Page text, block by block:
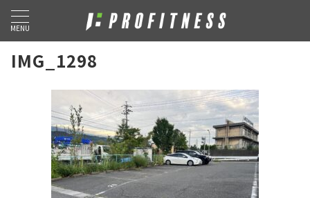
MENU
IMG_1298